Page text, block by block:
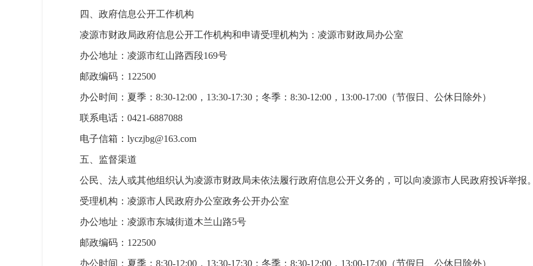
四、政府信息公开工作机构
凌源市财政局政府信息公开工作机构和申请受理机构为：凌源市财政局办公室
办公地址：凌源市红山路西段169号
邮政编码：122500
办公时间：夏季：8:30-12:00，13:30-17:30；冬季：8:30-12:00，13:00-17:00（节假日、公休日除外）
联系电话：0421-6887088
电子信箱：lyczjbg@163.com
五、监督渠道
公民、法人或其他组织认为凌源市财政局未依法履行政府信息公开义务的，可以向凌源市人民政府投诉举报
受理机构：凌源市人民政府办公室政务公开办公室
办公地址：凌源市东城街道木兰山路5号
邮政编码：122500
办公时间：夏季：8:30-12:00，13:30-17:30；冬季：8:30-12:00，13:00-17:00（节假日、公休日除外）